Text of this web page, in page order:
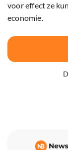
voor effect ze
economie.